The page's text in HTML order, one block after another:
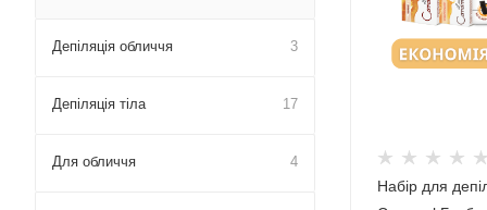
Набір для
Депіляція обличчя 3
Депіляція тіла 17
Для обличчя 4